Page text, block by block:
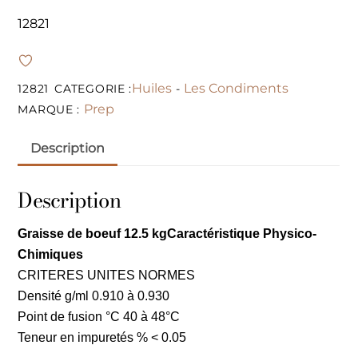
12821
12821 CATEGORIE :Huiles - Les Condiments
MARQUE : Prep
Description
Description
Graisse de boeuf 12.5 kgCaractéristique Physico-
Chimiques
CRITERES UNITES NORMES
Densité g/ml 0.910 à 0.930
Point de fusion °C 40 à 48°C
Teneur en impuretés %< 0.05